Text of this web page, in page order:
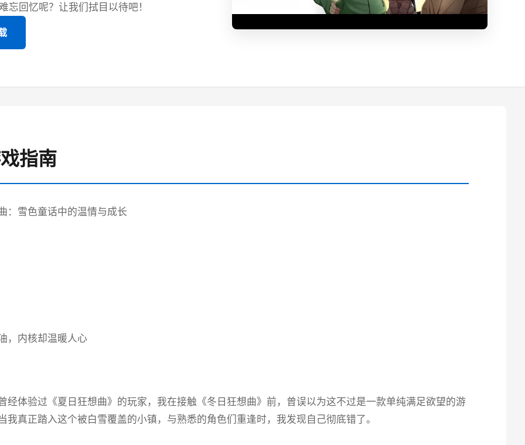
忘回忆呢？让我们拭目以待吧！
指南
：雪色童话中的温情与成长
，内核却温暖人心
经体验过《夏日狂想曲》的玩家，我在接触《冬日狂想曲》前，曾误以为这不过是一款​​单纯满足欲望的游
我真正踏入这个被白雪覆盖的小镇，与熟悉的角色们重逢时，我发现自己彻底错了。